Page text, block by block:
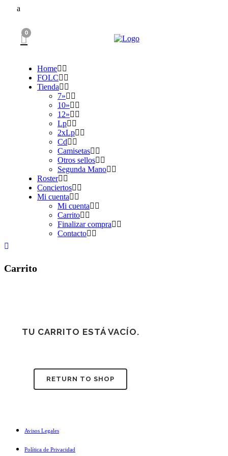
0
Home
FOLC
Tienda
7»
10»
12»
Lp
2xLp
Cd
Camisetas
Otros sellos
Segunda Mano
Roster
Conciertos
Mi cuenta
Mi cuenta
Carrito
Finalizar compra
Contacto
Carrito
TU CARRITO ESTÁ VACÍO.
RETURN TO SHOP
Avisos Legales
Política de Privacidad